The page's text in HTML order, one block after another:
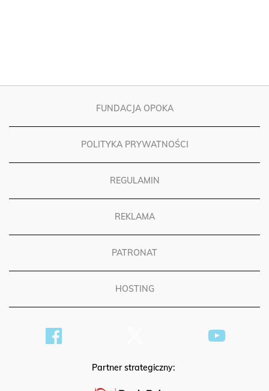
FUNDACJA OPOKA
POLITYKA PRYWATNOŚCI
REGULAMIN
REKLAMA
PATRONAT
HOSTING
Partner strategiczny: